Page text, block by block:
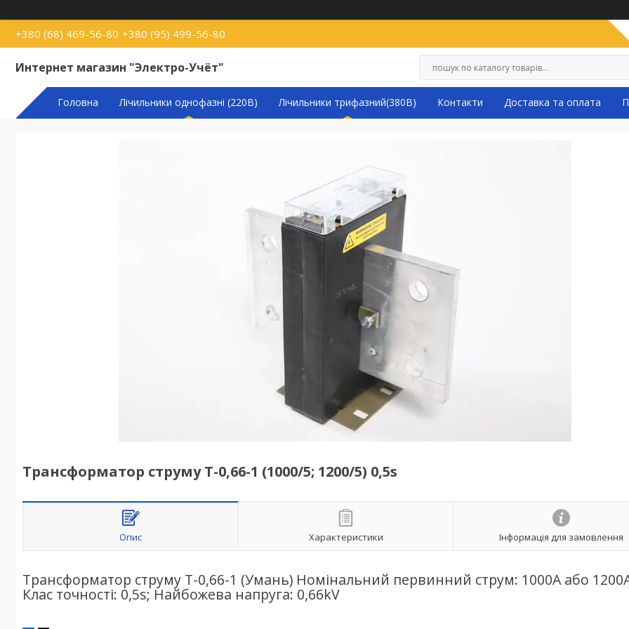
+380 (68) 469-56-80 +380 (95) 499-56-80
Интернет магазин "Электро-Учёт"
Головна Лічильники однофазні (220В) Лічильники трифазний(380В) Контакти Доставка та оплата
Трансформатор струму Т-0,66-1 (1000/5; 1200/5) 0,5s
Опис Характеристики Інформація для замовлення
Трансформатор струму Т-0,66-1 (Умань) Номінальний первинний струм: 1000А або
Клас точності: 0,5s; Найбожева напруга: 0,66kV